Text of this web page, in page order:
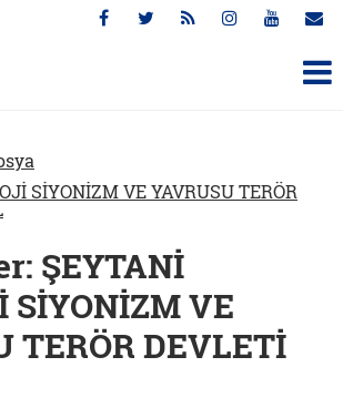
SİYONİZM VE YAVRUSU TERÖR
ŞEYTANİ
SİYONİZM VE
TERÖR DEVLETİ